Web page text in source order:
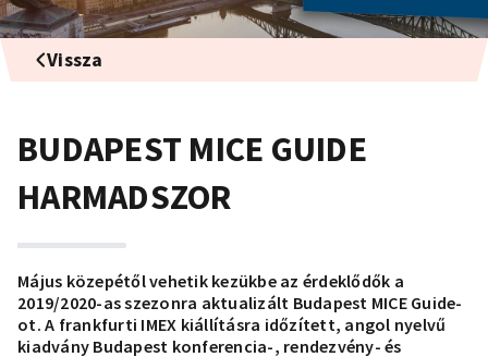
Vissza
BUDAPEST MICE GUIDE
HARMADSZOR
Május közepétől vehetik kezükbe az érdeklődők a
2019/2020-as szezonra aktualizált Budapest MICE Guide-
ot. A frankfurti IMEX kiállításra időzített, angol nyelvű
kiadvány Budapest konferencia-, rendezvény- és